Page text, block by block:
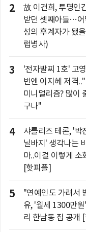
2
故 이건희, 투명인
받던 셋째아들…어
성의 후계자가 됐
럽병사)
3
'전자발찌 1호' 고영
번엔 이지혜 저격
미니멀리즘? 많이
구나"
4
샤를리즈 테론, '박
닐바지' 생각나는
마..이걸 이렇게 소
[핫피플]
5
"연예인도 가려서
유, '월세 1300만
리 한남동 집 공개